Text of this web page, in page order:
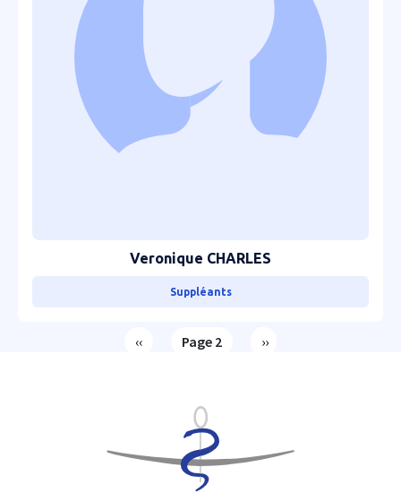
Veronique CHARLES
Suppléants
Page précédente
‹‹ Page 2 Page suivante
››